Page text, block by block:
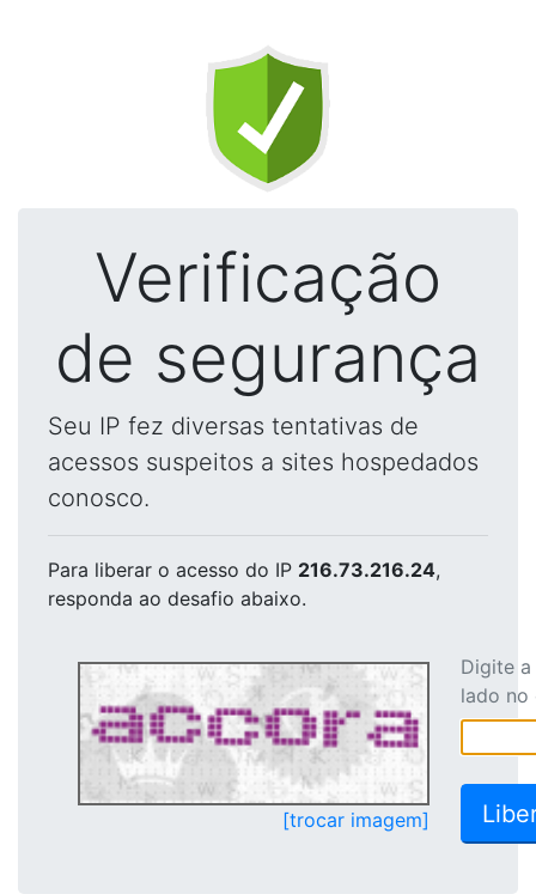
Verificação
de segurança
Seu IP fez diversas tentativas de
acessos suspeitos a sites hospedados
conosco.
Para liberar o acesso do IP 216.73.216.24,
responda ao desafio abaixo.
[trocar imagem]
Digite
lado no